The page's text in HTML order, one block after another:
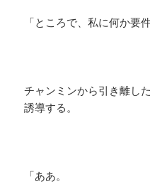
「ところで、私に何か要
チャンミンから引き離し
誘導する。
「ああ。